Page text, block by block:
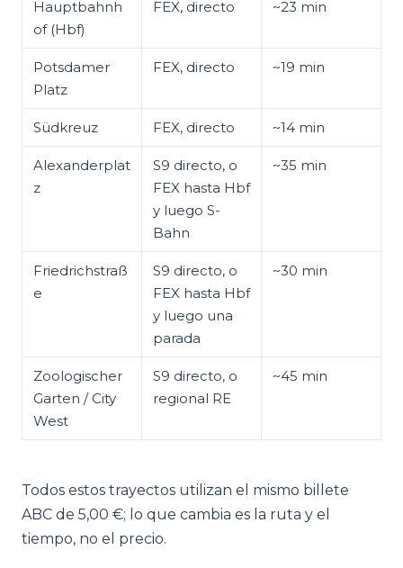
Hauptbahnh
of (Hbf)
FEX, directo ~23 min
Potsdamer
Platz
FEX, directo ~19 min
Südkreuz FEX, directo ~14 min
Alexanderplat
z
S9 directo, o
FEX hasta Hbf
y luego S-
Bahn
~35 min
Friedrichstraß
e
S9 directo, o
FEX hasta Hbf
y luego una
parada
~30 min
Zoologischer
Garten / City
West
S9 directo, o
regional RE
~45 min
Todos estos trayectos utilizan el mismo billete
ABC de 5,00 €; lo que cambia es la ruta y el
tiempo, no el precio.